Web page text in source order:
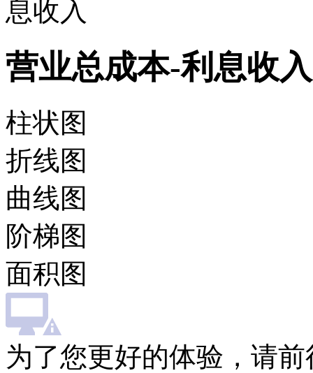
息收入
营业总成本-利息收入
柱状图
折线图
曲线图
阶梯图
面积图
为了您更好的体验，请